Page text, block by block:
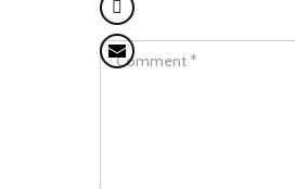
COMMENT